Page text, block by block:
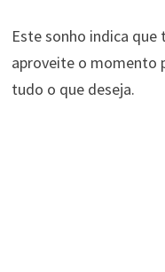
Este sonho indica
aproveite o momento
tudo o que deseja.